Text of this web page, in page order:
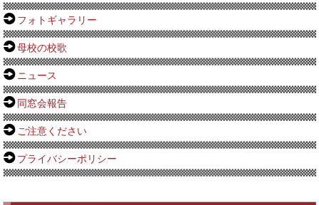
フォトギャラリー
母校の校歌
ニュース
同窓会報告
ご注意ください
プライバシーポリシー